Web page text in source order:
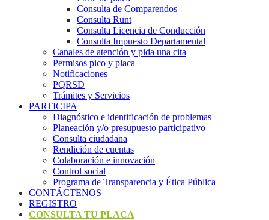
Consulta de Comparendos
Consulta Runt
Consulta Licencia de Conducción
Consulta Impuesto Departamental
Canales de atención y pida una cita
Permisos pico y placa
Notificaciones
PQRSD
Trámites y Servicios
PARTICIPA
Diagnóstico e identificación de problemas
Planeación y/o presupuesto participativo​
Consulta ciudadana
Rendición de cuentas
Colaboración e innovación
Control social
Programa de Transparencia y Ética Pública
CONTÁCTENOS
REGISTRO
CONSULTA TU PLACA